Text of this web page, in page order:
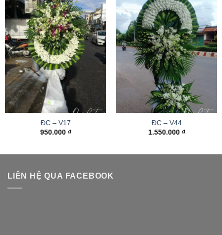
ĐC – V17
950.000 ₫
ĐC – V44
1.550.000 ₫
LIÊN HỆ QUA FACEBOOK